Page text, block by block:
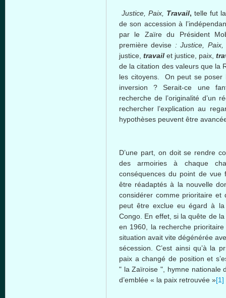
Justice,Paix Travail, telle fut
de son accessionà
par le Zaïredu Président
première devise : Justice, Paix
justice, travail et justice, paix
de la citation des valeurs quela
les citoyens. On peut se poser
inversion ?Serait-ce une
recherche de l’originalité d’un
rechercher l’explication au
hypothèses peuvent être
D’une part, on doitse rendre
desarmoiries à chaque
conséquences du point de vue
être réadaptés à la nouvelle
considérer comme prioritaire et
peut être exclue eu égard à
Congo. En effet, silaquête de
en 1960, la recherche prioritaire
situation avait vite dégénérée
sécession .C’est ainsi qu’à la
paix achangé de position et
" laZaïroise ", hymne nationale
d’emblée « la paix retrouvée »[1]